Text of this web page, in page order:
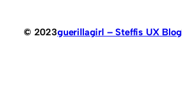
© 2023guerillagirl – Steffis UX Blog